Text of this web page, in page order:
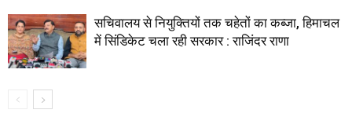
सचिवालय से नियुक्तियों तक चहेतों का कब्जा, हिमाचल
में सिंडिकेट चला रही सरकार : राजिंदर राणा